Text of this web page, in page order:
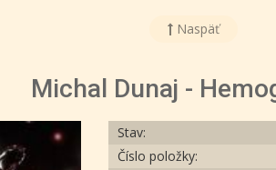
Naspäť
Michal Dunaj -
Stav:
Číslo položky: